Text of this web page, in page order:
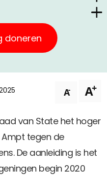
doneren
de
A- A+
van State het hoger
tegen de
De aanleiding is het
begin 2020